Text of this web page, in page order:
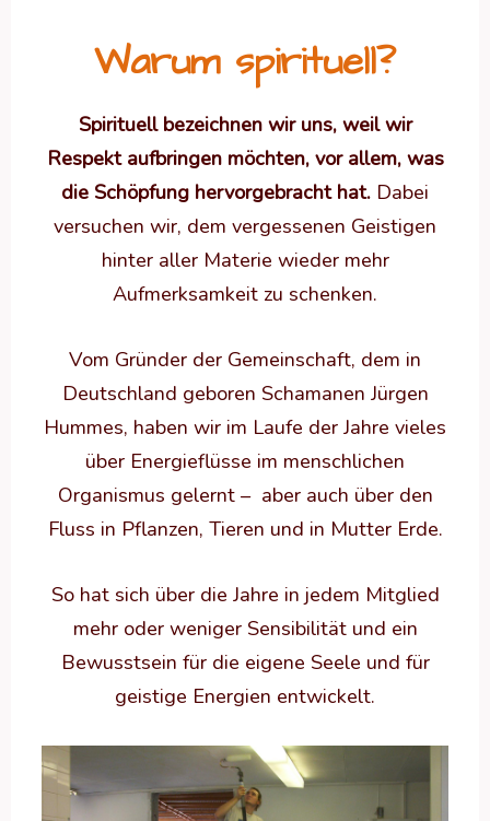
Warum spirituell?
Spirituell bezeichnen wir uns, weil wir
Respekt aufbringen möchten, vor allem, was
die Schöpfung hervorgebracht hat. Dabei
versuchen wir, dem vergessenen Geistigen
hinter aller Materie wieder mehr
Aufmerksamkeit zu schenken.
Vom Gründer der Gemeinschaft, dem in
Deutschland geboren Schamanen Jürgen
Hummes, haben wir im Laufe der Jahre vieles
über Energieflüsse im menschlichen
Organismus gelernt – aber auch über den
Fluss in Pflanzen, Tieren und in Mutter Erde.
So hat sich über die Jahre in jedem Mitglied
mehr oder weniger Sensibilität und ein
Bewusstsein für die eigene Seele und für
geistige Energien entwickelt.